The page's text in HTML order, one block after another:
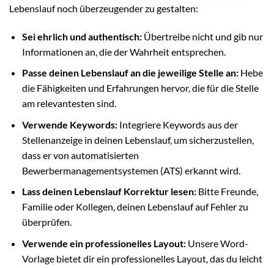
Lebenslauf noch überzeugender zu gestalten:
Sei ehrlich und authentisch:Übertreibe nicht und gib nur
Informationen an, die der Wahrheit entsprechen.
Passe deinen Lebenslauf an die jeweilige Stelle an:Hebe
die Fähigkeiten und Erfahrungen hervor, die für die Stelle
am relevantesten sind.
Verwende Keywords:Integriere Keywords aus der
Stellenanzeige in deinen Lebenslauf, um sicherzustellen,
dass er von automatisierten
Bewerbermanagementsystemen (ATS) erkannt wird.
Lass deinen Lebenslauf Korrektur lesen:Bitte Freunde,
Familie oder Kollegen, deinen Lebenslauf auf Fehler zu
überprüfen.
Verwende ein professionelles Layout:Unsere Word-
Vorlage bietet dir ein professionelles Layout, das du leicht